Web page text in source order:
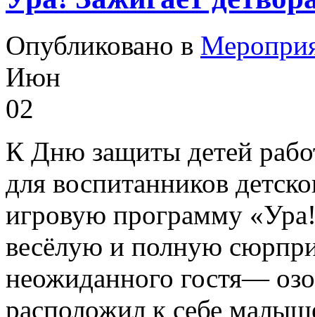
Опубликовано в
Июн
02
К Дню защиты детей
для воспитанников
игровую программу
весёлую и полную
неожиданного гостя—
расположил к себе